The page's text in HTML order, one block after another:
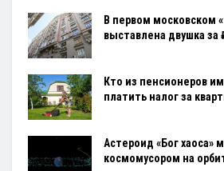
В первом московском
выставлена двушка за
Кто из пенсионеров
платить налог за
Астероид «Бог хаоса»
космомусором на